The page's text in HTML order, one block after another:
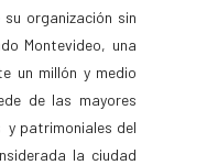
organización sin
Montevideo, una
un millón y medio
de las mayores
patrimoniales del
la ciudad